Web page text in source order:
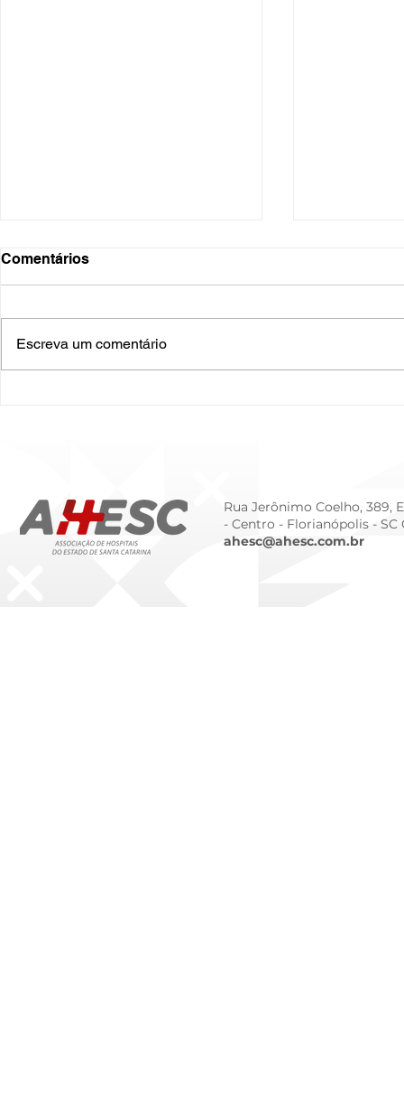
Comentários
Escreva um comentário
Rua Jerônimo Coelho, 389,
- Centro - Florianópolis - SC
ahesc@ahesc.com.br